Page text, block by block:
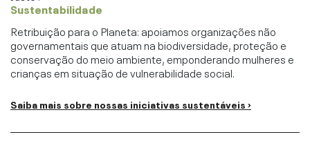
Sustentabilidade
Retribuição para o Planeta: apoiamos organizações não
governamentais que atuam na biodiversidade, proteção e
conservação do meio ambiente, emponderando mulheres e
crianças em situação de vulnerabilidade social.
Saiba mais sobre nossas iniciativas sustentáveis ›